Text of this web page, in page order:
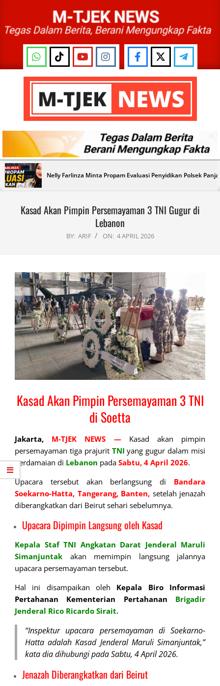
content
M-
TJEK
NEWS
Primary
Navigation
Menu
Nelly Farlinza Minta Propam Evaluasi Penyidikan Polsek
Kasad Akan Pimpin Persemayaman 3 TNI Gugur di
Lebanon
BY: ARIF ON: 4 APRIL 2026
Kasad Akan Pimpin Persemayaman 3 TNI
di Soetta
Jakarta, M-TJEK NEWS —Kasad akan pimpin
persemayaman tiga prajurit TNI yang gugur dalam misi
perdamaian di Lebanon pada Sabtu, 4 April 2026.
Upacara tersebut akan berlangsung di Bandara
Soekarno-Hatta, Tangerang, Banten, setelah jenazah
diberangkatkan dari Beirut sehari sebelumnya.
Upacara Dipimpin Langsung oleh Kasad
Kepala Staf TNI Angkatan Darat Jenderal Maruli
Simanjuntak akan memimpin langsung jalannya
upacara persemayaman tersebut.
Hal ini disampaikan oleh Kepala Biro
Informasi
Pertahanan Kementerian Pertahanan Brigadir
Jenderal Rico Ricardo Sirait.
“Inspektur upacara persemayaman di Soekarno-
Hatta adalah Kasad Jenderal Maruli Simanjuntak,”
kata dia dihubungi pada Sabtu, 4 April 2026.
Jenazah Diberangkatkan dari Beirut